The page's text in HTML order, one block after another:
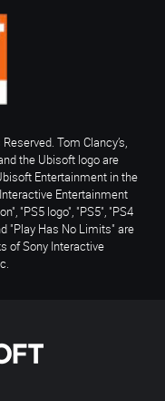
Tom Clancy’s,
the Ubisoft logo are
Entertainment in the
Entertainment
"PS5 logo", "PS5", "PS4
"Play Has No Limits" are
of Sony Interactive